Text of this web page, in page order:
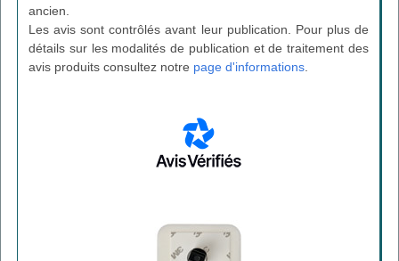
ancien.
Les avis sont contrôlés avant leur publication. Pour plus de
détails sur les modalités de publication et de traitement des
avis produits consultez notre page d'informations